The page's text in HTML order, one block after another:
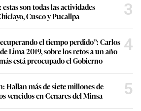
son todas las actividades
Cusco y Pucallpa
3
el tiempo perdido”: Carlos
Lima 2019, sobre los retos a un año
está preocupado el Gobierno
4
Hallan más de siete millones de
vencidos en Cenares del Minsa
5